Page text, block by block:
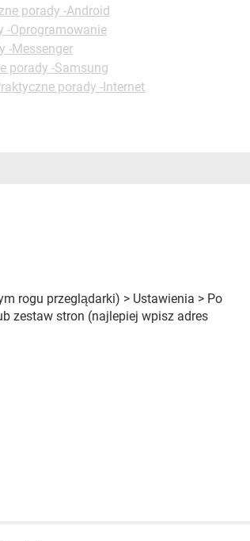
porady -Android
-Oprogramowanie
-Messenger
porady -Samsung
porady -Internet
rogu przeglądarki) > Ustawienia > Po
zestaw stron (najlepiej wpisz adres